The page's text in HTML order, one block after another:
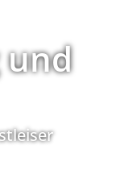
und